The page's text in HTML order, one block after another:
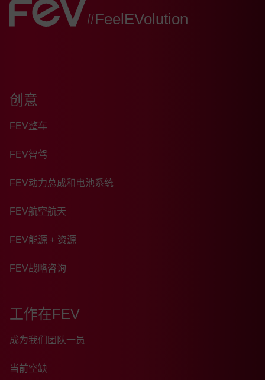
FEV:
#FeelEVolution
创意
FEV整车
FEV智驾
FEV动力总成和电池系统
FEV航空航天
FEV能源 + 资源
FEV战略咨询
工作在FEV
成为我们团队一员
当前空缺